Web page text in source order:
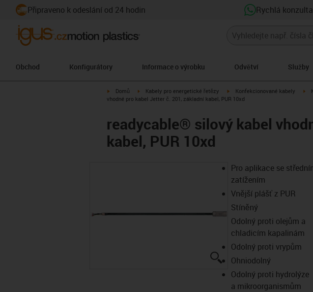
Připraveno k odeslání od 24 hodin Rychlá
Obchod Konfigurátory Informace o výrobku Odvětví Služby
igus-icon-arrow-right
Domů igus-icon-arrow-right
Kabely pro energetické řetězy igus-icon-arrow-right
Konfekcionované kabely
vhodné pro kabel Jetter č. 201, základní kabel, PUR 10xd
readycable® silový kabel
kabel, PUR 10xd
igus-icon-lupe
Pro aplikace se
zatížením
Vnější plášť z PUR
Stíněný
Odolný proti olejům a
chladicím kapalinám
Odolný proti vrypům
Ohniodolný
Odolný proti hydrolýze
a mikroorganismům